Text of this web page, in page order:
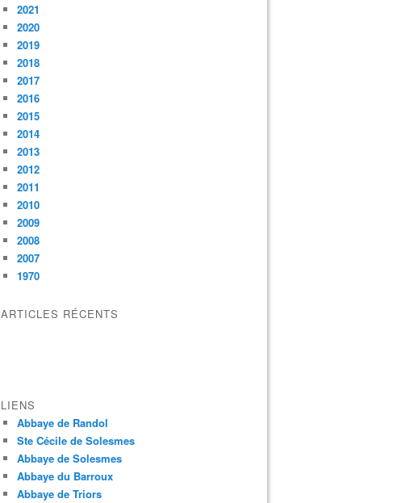
2021
2020
2019
2018
2017
2016
2015
2014
2013
2012
2011
2010
2009
2008
2007
1970
ARTICLES RÉCENTS
LIENS
Abbaye de Randol
Ste Cécile de Solesmes
Abbaye de Solesmes
Abbaye du Barroux
Abbaye de Triors